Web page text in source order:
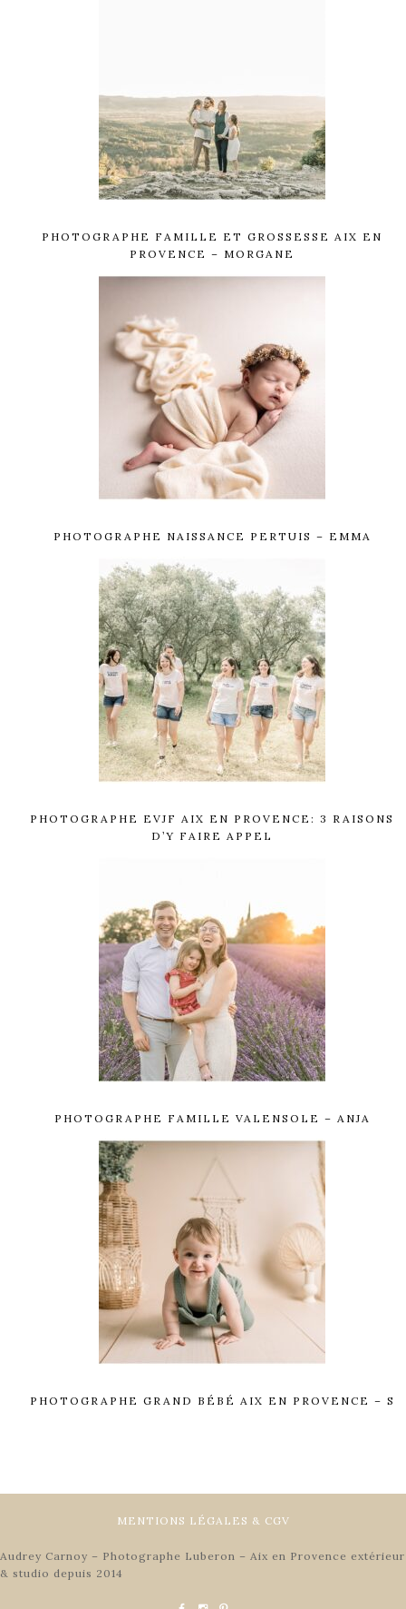
PHOTOGRAPHE FAMILLE ET GROSSESSE AIX EN
PROVENCE – MORGANE
PHOTOGRAPHE NAISSANCE PERTUIS – EMMA
PHOTOGRAPHE EVJF AIX EN PROVENCE: 3 RAISONS
D’Y FAIRE APPEL
PHOTOGRAPHE FAMILLE VALENSOLE – ANJA
PHOTOGRAPHE GRAND BÉBÉ AIX EN PROVENCE – S
MENTIONS LÉGALES & CGV
Audrey Carnoy – Photographe Luberon – Aix en Provence extérieur
& studio depuis 2014